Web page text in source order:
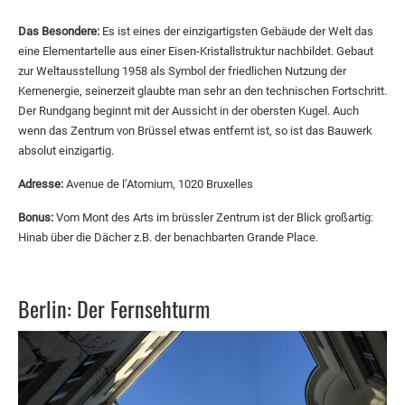
Das Besondere: Es ist eines der einzigartigsten Gebäude der Welt das
eine Elementartelle aus einer Eisen-Kristallstruktur nachbildet. Gebaut
zur Weltausstellung 1958 als Symbol der friedlichen Nutzung der
Kernenergie, seinerzeit glaubte man sehr an den technischen Fortschritt.
Der Rundgang beginnt mit der Aussicht in der obersten Kugel. Auch
wenn das Zentrum von Brüssel etwas entfernt ist, so ist das Bauwerk
absolut einzigartig.
Adresse: Avenue de l’Atomium, 1020 Bruxelles
Bonus: Vom Mont des Arts im brüssler Zentrum ist der Blick großartig:
Hinab über die Dächer z.B. der benachbarten Grande Place.
Berlin: Der Fernsehturm